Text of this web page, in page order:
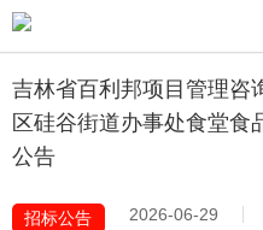
吉林省百利邦项目管理咨
区硅谷街道办事处食堂食
公告
招标公告 2026-06-29